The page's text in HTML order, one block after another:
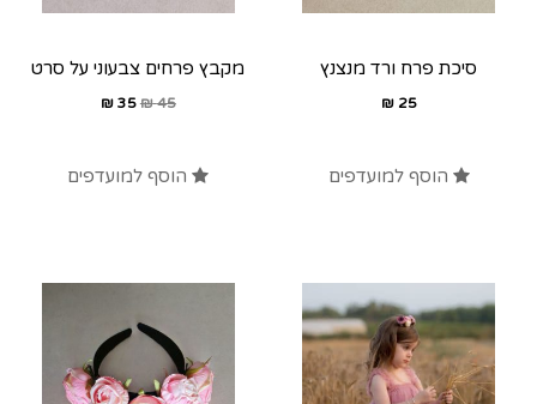
סיכת פרח ורד מנצנץ
25
₪
הוסף למועדפים
מקבץ פרחים צבעוני על סרט
45
₪
35
₪
הוסף למועדפים